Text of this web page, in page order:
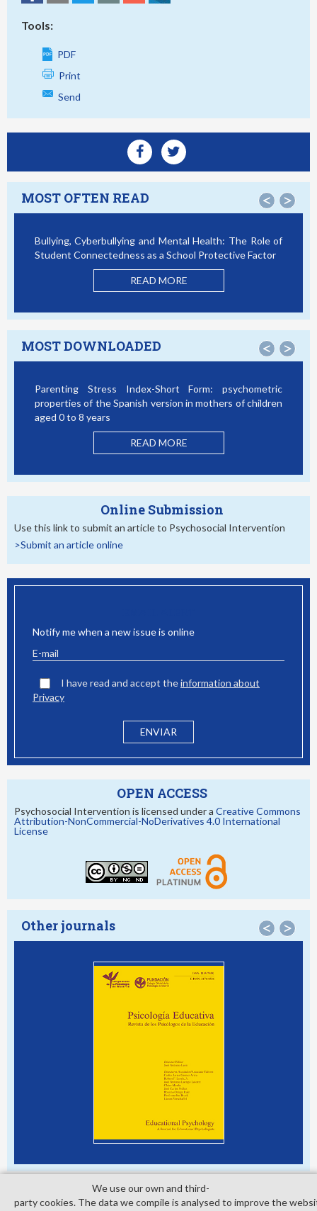
Tools:
PDF
Print
Send
MOST OFTEN READ < >
Bullying, Cyberbullying and Mental Health: The Role of
Student Connectedness as a School Protective Factor
READ MORE
MOST DOWNLOADED < >
Parenting Stress Index-Short Form: psychometric
properties of the Spanish version in mothers of children
aged 0 to 8 years
READ MORE
Online Submission
Use this link to submit an article to Psychosocial Intervention
>Submit an article online
Notify me when a new issue is online
I have read and accept theinformation about
Privacy
OPEN ACCESS
Psychosocial Intervention is licensed under a Creative Commons
Attribution-NonCommercial-NoDerivatives 4.0 International
License
Other journals < >
We use our own and third­
party cookies. The data we compile is analysed to improve the